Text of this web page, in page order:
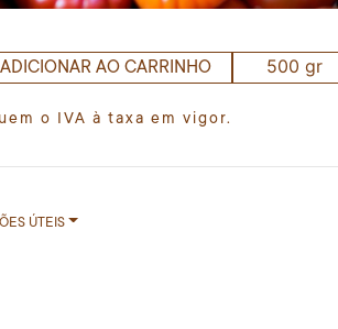
ADICIONAR AO CARRINHO 500 gr
o IVA à taxa em vigor.
ÚTEIS